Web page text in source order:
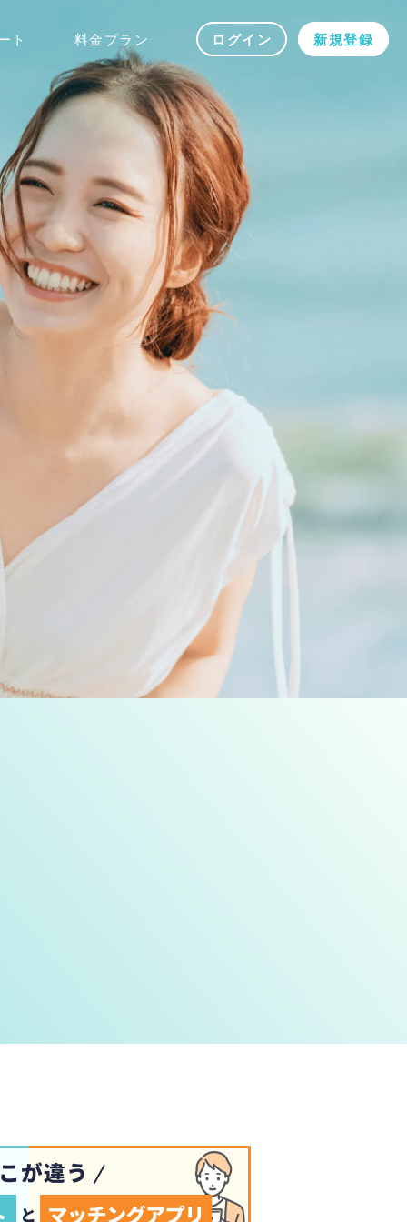
ト 料金プラン ログイン 新規登録